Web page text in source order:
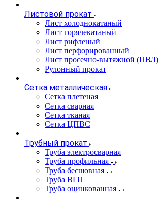
Листовой прокат
Лист холоднокатаный
Лист горячекатаный
Лист рифленый
Лист перфорированный
Лист просечно-вытяжной (ПВЛ)
Рулонный прокат
Сетка металлическая
Сетка плетеная
Сетка сварная
Сетка тканая
Сетка ЦПВС
Трубный прокат
Труба электросварная
Труба профильная
Труба бесшовная
Труба ВГП
Труба оцинкованная